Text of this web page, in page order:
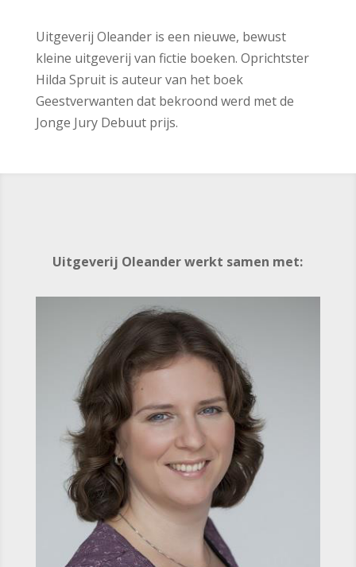
Uitgeverij Oleander is een nieuwe, bewust
kleine uitgeverij van fictie boeken. Oprichtster
Hilda Spruit is auteur van het boek
Geestverwanten dat bekroond werd met de
Jonge Jury Debuut prijs.
Uitgeverij Oleander werkt samen met: